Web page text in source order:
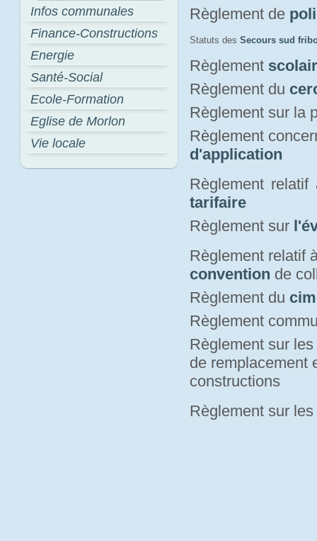
Infos communales
Finance-Constructions
Energie
Santé-Social
Ecole-Formation
Eglise de Morlon
Vie locale
Règlement de
Statuts des Secours sud
Règlement
Règlement du
Règlement sur la
Règlement
d'application
Règlement
tarifaire
Règlement sur
Règlement relatif
convention de
Règlement du
Règlement
Règlement sur les
de remplacement
constructions
Règlement sur les